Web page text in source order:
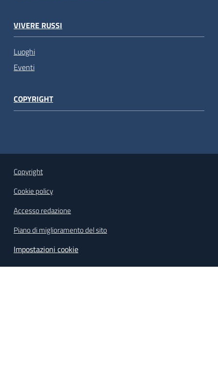
VIVERE RUSSI
Luoghi
Eventi
COPYRIGHT
Copyright
Cookie policy
Accesso redazione
Piano di miglioramento del sito
Impostazioni cookie